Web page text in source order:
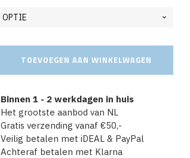
TOEVOEGEN AAN WINKELWAGEN
Binnen 1 - 2 werkdagen in huis
Het grootste aanbod van NL
Gratis verzending vanaf €50,-
Veilig betalen met iDEAL & PayPal
Achteraf betalen met Klarna